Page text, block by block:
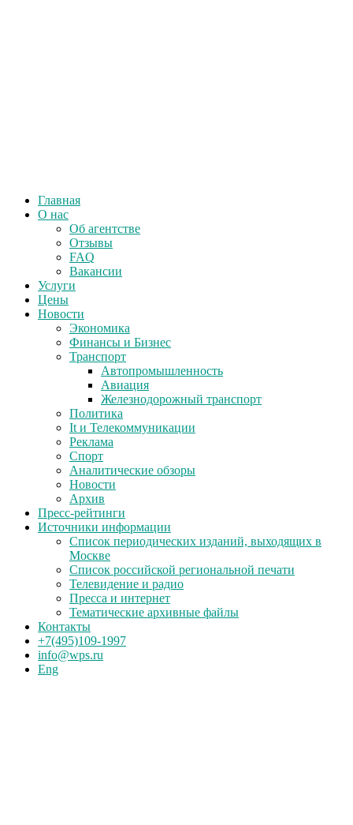
Главная
О нас
Об агентстве
Отзывы
FAQ
Вакансии
Услуги
Цены
Новости
Экономика
Финансы и Бизнес
Транспорт
Автопромышленность
Авиация
Железнодорожный транспорт
Политика
It и Телекоммуникации
Реклама
Спорт
Аналитические обзоры
Новости
Архив
Пресс-рейтинги
Источники информации
Список периодических изданий, выходящих в
Москве
Список российской региональной печати
Телевидение и радио
Пресса и интернет
Тематические архивные файлы
Контакты
+7(495)109-1997
info@wps.ru
Eng